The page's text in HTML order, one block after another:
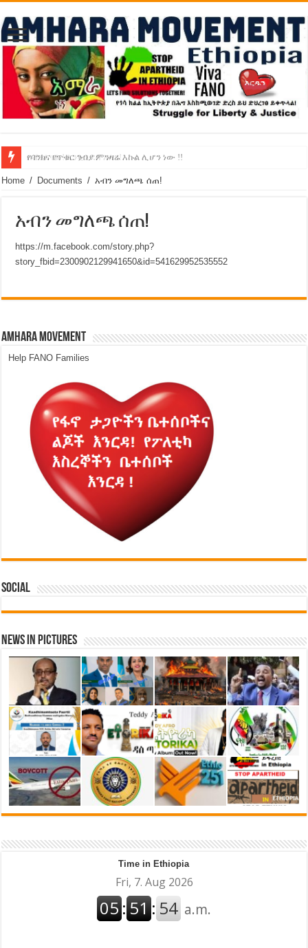
የባንክና የጥቁር ገብያ ምንዛሬ እኩል ሊሆን ነው !!
አሸንፈናል ! እንኳን ደስ አለን!
Home / Documents / አብን መግለጫ ሰጠ!
አብን መግለጫ ሰጠ!
https://m.facebook.com/story.php?
story_fbid=2300902129941650&id=541629952535552
Amhara Movement
Help FANO Families
Social
News in Pictures
Time in Ethiopia